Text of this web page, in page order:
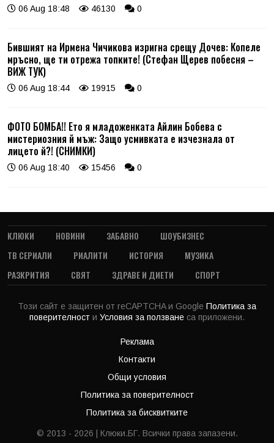
06 Aug 18:48 46130 0
Бившият на Ирмена Чичикова изригна срещу Дочев: Копеле
мръсно, ще ти отрежа топките! (Стефан Щерев побесня –
ВИЖ ТУК)
06 Aug 18:44 19915 0
ФОТО БОМБА!! Ето я младоженката Айлин Бобева с
мистериозния й мъж: Защо усмивката е изчезнала от
лицето й?! (СНИМКИ)
06 Aug 18:40 15456 0
КЛЮКИ НОВИНИ ЗАБАВНО
ШОУБИЗНЕС
ТВ СЕРИАЛИ
РИАЛИТИ ИСТОРИЯ
МУЗИКА
РАЗКРИТИЯ
СВЯТ ЗДРАВЕ И ДИЕТИ СПОРТ
Този сайт е защитен от reCAPTCHA и Google Политика за
поверителност и Условия за ползване са приложени.
Реклама
Контакти
Общи условия
Политика за поверителност
Политика за бисквитките
© 2013 - 2026 | Клюки.БГ. Всички права запазени.